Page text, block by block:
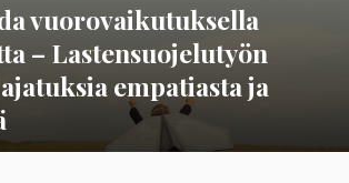
vuorovaikutuksella
– Lastensuojelutyön
empatiasta ja